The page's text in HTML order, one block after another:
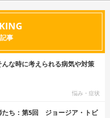
事
な時に考えられる病気や対策
悩み・症状
たち：第5回 ジョージア・トビ